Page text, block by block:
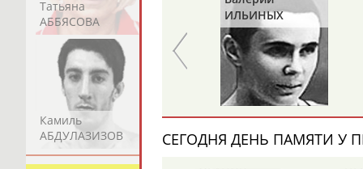
Татьяна
АББЯСОВА
АБДИКАРИМОВА
Артур
АБДРАХМАНОВ
Камиль
АБДУЛАЗИЗОВ
Загалав
АБДУЛБЕКОВ
Камалудин
АБДУЛДАУДОВ
ПУШКАРЕВ
ИЛЬИНЫХ
СЕГОДНЯ ДЕНЬ ПАМЯТИ У